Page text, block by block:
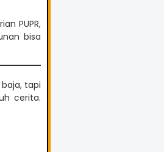
PUPR,
bisa
tapi
cerita.